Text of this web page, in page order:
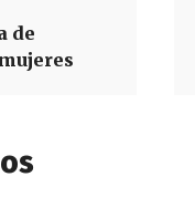
de